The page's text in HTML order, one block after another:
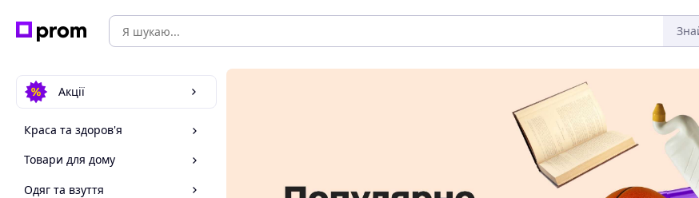
Акції
Краса та здоров'я
Товари для дому
Одяг та взуття